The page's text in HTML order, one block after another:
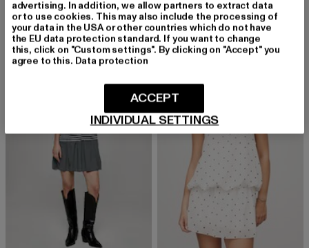
-11% NEU
advertising. In addition, we allow partners to extract data
or to use cookies. This may also include the processing of
your data in the USA or other countries which do not have
the EU data protection standard. If you want to change
this, click on "Custom settings". By clicking on "Accept" you
agree to this. Data protection
INDIVIDUAL SETTINGS
ACCEPT